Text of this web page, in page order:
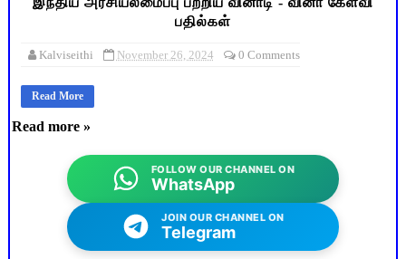
பதில்கள்
Kalviseithi November 26, 2024 0 Comments
Read More
Read more »
FOLLOW OUR CHANNEL ON
WhatsApp
JOIN OUR CHANNEL ON
Telegram